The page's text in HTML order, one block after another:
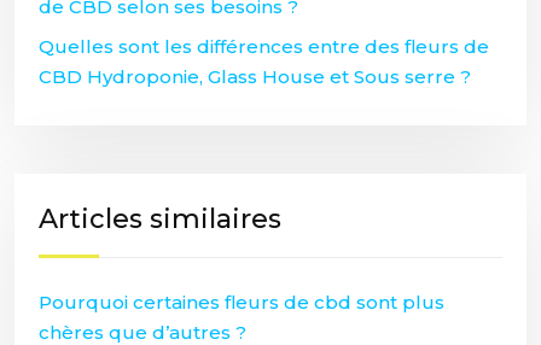
de CBD selon ses besoins ?
Quelles sont les différences entre des fleurs de
CBD Hydroponie, Glass House et Sous serre ?
Articles similaires
Pourquoi certaines fleurs de cbd sont plus
chères que d’autres ?